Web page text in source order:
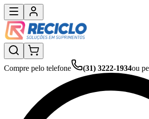
Compre pelo telefone (31) 3222-1934ou